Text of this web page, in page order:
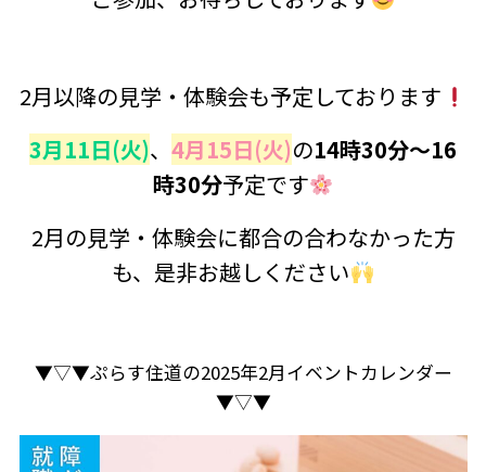
2月以降の見学・体験会も予定しております
3月11日(火)、 4月15日(火)の14時30分～16
時30分予定です
2月の見学・体験会に都合の合わなかった方
も、是非お越しください
▼▽▼ぷらす住道の2025年2月イベントカレンダー
▼▽▼